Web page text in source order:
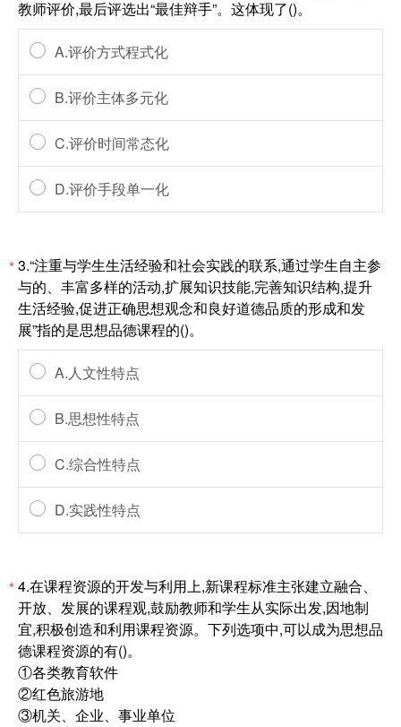
教师评价,最后评选出“最佳辩手”。这体现了()。
A.评价方式程式化
B.评价主体多元化
C.评价时间常态化
D.评价手段单一化
*3.“注重与学生生活经验和社会实践的联系,通过学生自主参
与的、丰富多样的活动,扩展知识技能,完善知识结构,提升
生活经验,促进正确思想观念和良好道德品质的形成和发
展”指的是思想品德课程的()。
A.人文性特点
B.思想性特点
C.综合性特点
D.实践性特点
*4.在课程资源的开发与利用上,新课程标准主张建立融合、
开放、发展的课程观,鼓励教师和学生从实际出发,因地制
宜,积极创造和利用课程资源。下列选项中,可以成为思想品
德课程资源的有()。
①各类教育软件
②红色旅游地
③机关、企业、事业单位